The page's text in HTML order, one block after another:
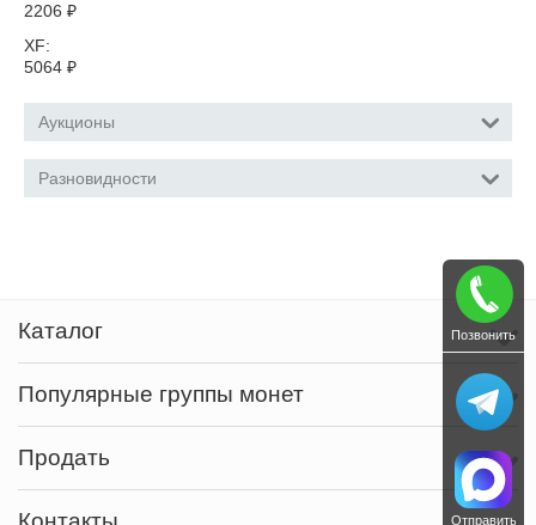
2206 ₽
XF:
5064 ₽
Аукционы
Разновидности
Каталог
Популярные группы монет
Продать
Позвонить
Отправить